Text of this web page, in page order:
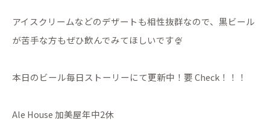
アイスクリームなどのデザートも相性抜群なので、黒ビール
が苦手な方もぜひ飲んでみてほしいです🍨
本日のビール毎日ストーリーにて更新中！要 Check！！！
Ale House 加美屋年中2休